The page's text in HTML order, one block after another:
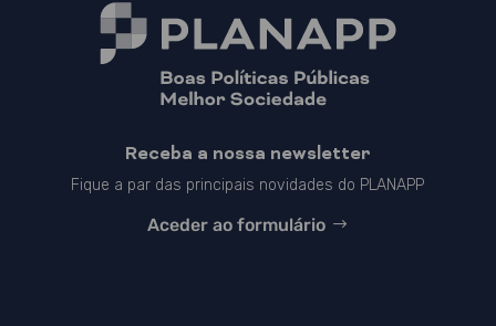
Receba a nossa newsletter
Fique a par das principais novidades do PLANAPP
Aceder ao formulário